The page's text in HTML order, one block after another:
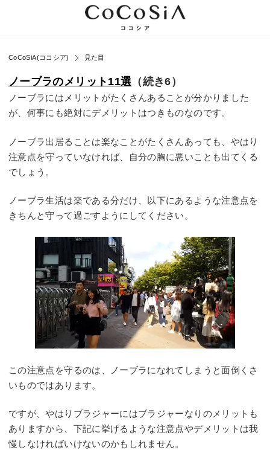
CoCoSiA(ココシア) 見た目
ノーブラのメリット11選 （続き6）
ノーブラにはメリットがたくさんあることが分かりました
が、何事にも絶対にデメリットはつきものなのです。
ノーブラ出居ることは楽なことがたくさんあっても、やはり
注意点を守っていなければ、自分の胸に悪いことも出てくる
でしょう。
ノーブラ生活は楽である分だけ、以下にあるような注意点を
きちんと守って過ごすようにしてください。
この注意点を守るのは、ノーブラになれてしまうと面倒くさ
いものではあります。
ですが、やはりブラジャーにはブラジャーなりのメリットも
ありますから、下記に挙げるような注意点やデメリットは我
慢しなければいけないのかもしれません。